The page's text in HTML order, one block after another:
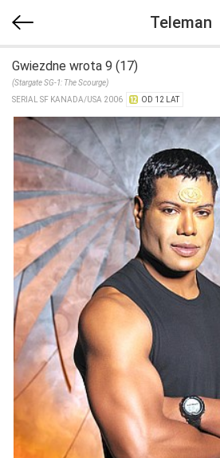
Teleman
Gwiezdne wrota 9 (17)
(Stargate SG-1: The Scourge)
SERIAL SF KANADA/​USA 2006
OD 12 LAT